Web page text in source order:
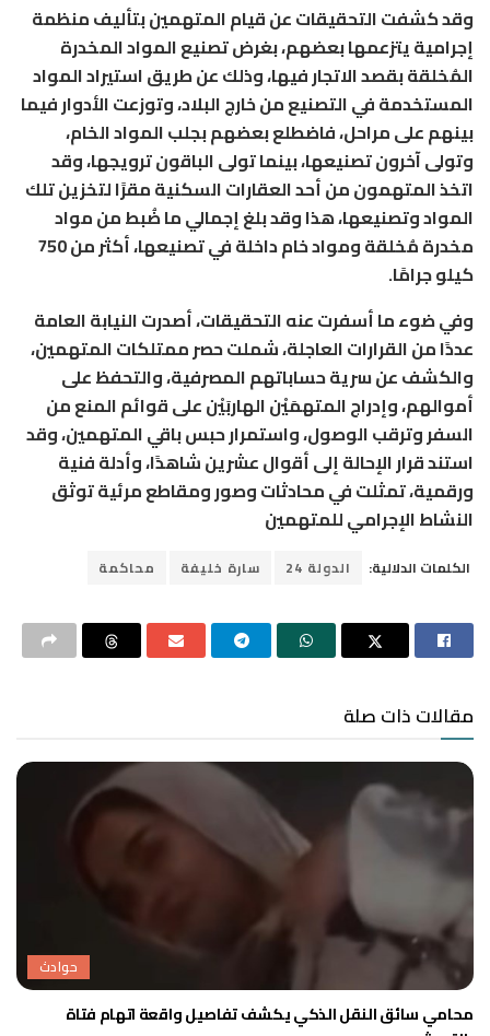
وقد كشفت التحقيقات عن قيام المتهمين بتأليف منظمة
إجرامية يتزعمها بعضهم، بغرض تصنيع المواد المخدرة
المُخلقة بقصد الاتجار فيها، وذلك عن طريق استيراد المواد
المستخدمة في التصنيع من خارج البلاد، وتوزعت الأدوار فيما
بينهم على مراحل، فاضطلع بعضهم بجلب المواد الخام،
وتولى آخرون تصنيعها، بينما تولى الباقون ترويجها، وقد
اتخذ المتهمون من أحد العقارات السكنية مقرًا لتخزين تلك
المواد وتصنيعها، هذا وقد بلغ إجمالي ما ضُبط من مواد
مخدرة مُخلقة ومواد خام داخلة في تصنيعها، أكثر من 750
كيلو جرامًا.
وفي ضوء ما أسفرت عنه التحقيقات، أصدرت النيابة العامة
عددًا من القرارات العاجلة، شملت حصر ممتلكات المتهمين،
والكشف عن سرية حساباتهم المصرفية، والتحفظ على
أموالهم، وإدراج المتهمَيْن الهاربَيْن على قوائم المنع من
السفر وترقب الوصول، واستمرار حبس باقي المتهمين، وقد
استند قرار الإحالة إلى أقوال عشرين شاهدًا، وأدلة فنية
ورقمية، تمثلت في محادثات وصور ومقاطع مرئية توثق
النشاط الإجرامي للمتهمين
الكلمات الدلالية: الدولة 24 سارة خليفة محاكمة
مقالات ذات صلة
حوادث
محامي سائق النقل الذكي يكشف تفاصيل واقعة اتهام فتاة